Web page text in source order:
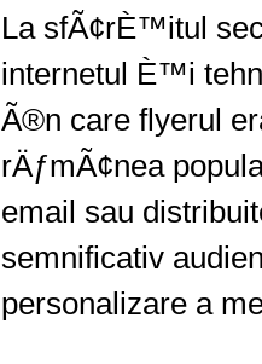
La sfÃ¢rÈ™itul
internetul È™i
Ã®n care flyerul
rÄƒmÃ¢nea
email sau
semnificativ
personalizare a